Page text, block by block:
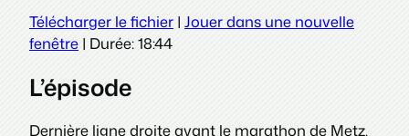
RSS FEED
SHARE
Télécharger le fichier | Jouer dans une nouvelle
fenêtre | Durée: 18:44
L’épisode
Dernière ligne droite avant le marathon de Metz.